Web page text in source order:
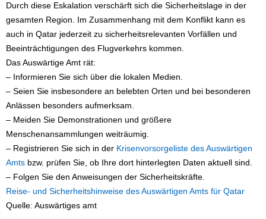
Durch diese Eskalation verschärft sich die Sicherheitslage in der
gesamten Region. Im Zusammenhang mit dem Konflikt kann es
auch in Qatar jederzeit zu sicherheitsrelevanten Vorfällen und
Beeinträchtigungen des Flugverkehrs kommen.
Das Auswärtige Amt rät:
– Informieren Sie sich über die lokalen Medien.
– Seien Sie insbesondere an belebten Orten und bei besonderen
Anlässen besonders aufmerksam.
– Meiden Sie Demonstrationen und größere
Menschenansammlungen weiträumig.
– Registrieren Sie sich in der Krisenvorsorgeliste des Auswärtigen
Amts bzw. prüfen Sie, ob Ihre dort hinterlegten Daten aktuell sind.
– Folgen Sie den Anweisungen der Sicherheitskräfte.
Reise- und Sicherheitshinweise des Auswärtigen Amts für Qatar
Quelle: Auswärtiges amt